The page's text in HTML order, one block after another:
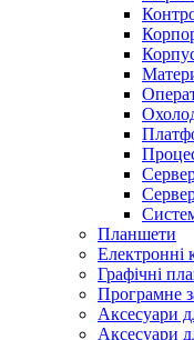
Планшети
Електронні
Графічні
Програмне
Аксесуари
Аксесуари